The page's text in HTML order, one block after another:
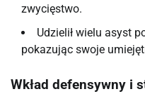
zwycięstwo.
Udzielił wielu asyst
pokazując swoje
Wkład defensywny i